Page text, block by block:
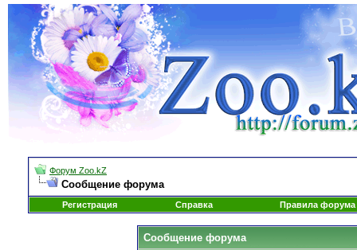
Форум Zoo.kZ
Сообщение форума
Регистрация Справка Правила форума
Сообщение форума